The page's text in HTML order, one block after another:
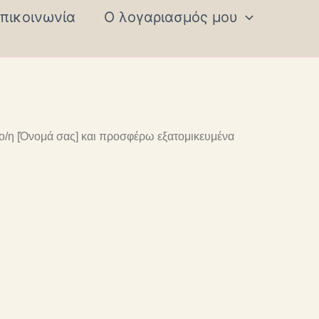
Ο λογαριασμός μου
η [Όνομά σας] και προσφέρω εξατομικευμένα